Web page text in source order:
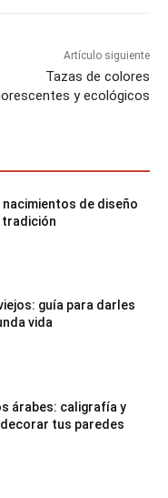
Artículo siguiente
Tazas de colores
y ecológicos
de diseño
tradición
guía para darles
vida
árabes: caligrafía y
tus paredes